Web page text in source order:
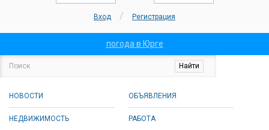
Вход / Регистрация
погода в Юрге
НОВОСТИ ОБЪЯВЛЕНИЯ
НЕДВИЖИМОСТЬ РАБОТА